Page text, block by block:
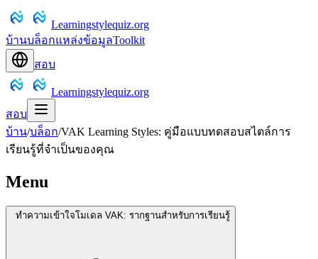
Learningstylequiz.org
บ้านบล็อกแหล่งข้อมูลToolkit
สอบ
Learningstylequiz.org
สอบ
บ้าน/บล็อก/VAK Learning Styles: คู่มือแบบทดสอบสไตล์การ
เรียนรู้ที่จำเป็นของคุณ
Menu
ทำความเข้าใจโมเดล VAK: รากฐานสำหรับการเรียนรู้